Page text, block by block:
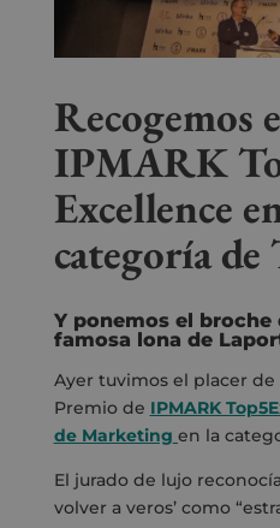
Recogemos
IPMARK
Excellence
categoría de
Y ponemos el broche
famosa lona de
Ayer tuvimos el placer
Premio de IPMARK
de Marketing en la
El jurado de lujo
volver a veros’ como